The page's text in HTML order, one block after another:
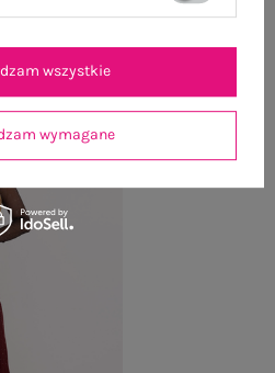
OGLĄDANE
Zobacz wszystko
wymagane
wszystkie